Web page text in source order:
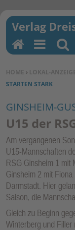
SIE BEFINDEN SICH
HOME › LOKAL-
STARTEN STARK
GINSHEIM-
U15 der
Am vergangenen
U15-Mannschaften
RSG Ginsheim 1 mit
Ginsheim 2 mit
Darmstadt. Hier
Saison, die
Gleich zu Beginn
Winterberg und Filler
H
o
m
M
en
u
Su
ch